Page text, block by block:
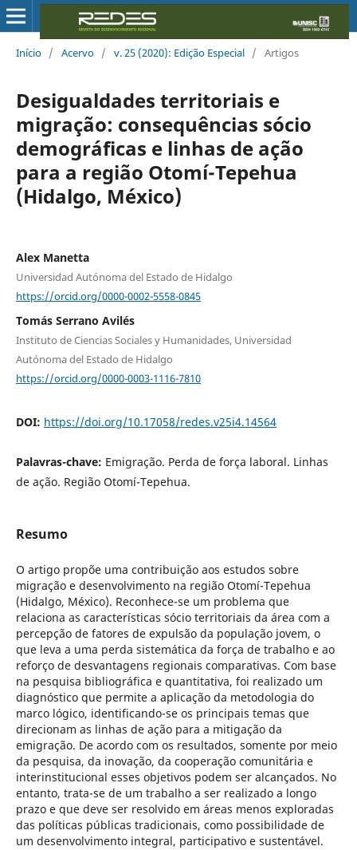
Início / Acervo / v. 25 (2020): Edição Especial / Artigos
Desigualdades territoriais e
migração: consequências sócio
demográficas e linhas de ação
para a região Otomí-Tepehua
(Hidalgo, México)
Alex Manetta
Universidad Autónoma del Estado de Hidalgo
https://orcid.org/0000-0002-5558-0845
Tomás Serrano Avilés
Instituto de Ciencias Sociales y Humanidades, Universidad
Autónoma del Estado de Hidalgo
https://orcid.org/0000-0003-1116-7810
DOI: https://doi.org/10.17058/redes.v25i4.14564
Palavras-chave: Emigração. Perda de força laboral. Linhas
de ação. Região Otomí-Tepehua.
Resumo
O artigo propõe uma contribuição aos estudos sobre
migração e desenvolvimento na região Otomí-Tepehua
(Hidalgo, México). Reconhece-se um problema que
relaciona as características sócio territoriais da área com a
percepção de fatores de expulsão da população jovem, o
que leva a uma perda sistemática da força de trabalho e ao
reforço de desvantagens regionais comparativas. Com base
na pesquisa bibliográfica e quantitativa, foi realizado um
diagnóstico que permite a aplicação da metodologia do
marco lógico, identificando-se os principais temas que
direcionam as linhas de ação para a mitigação da
emigração. De acordo com os resultados, somente por meio
da pesquisa, da inovação, da cooperação comunitária e
interinstitucional esses objetivos podem ser alcançados. No
entanto, trata-se de um trabalho a ser realizado a longo
prazo e que deve ser resolvido em áreas menos exploradas
das políticas públicas tradicionais, como possibilidade de
um desenvolvimento integral, participativo e sustentável.